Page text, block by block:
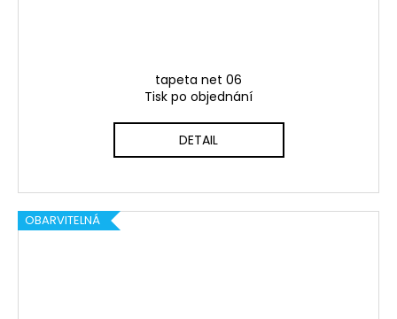
tapeta net 06
Tisk po objednání
DETAIL
OBARVITELNÁ